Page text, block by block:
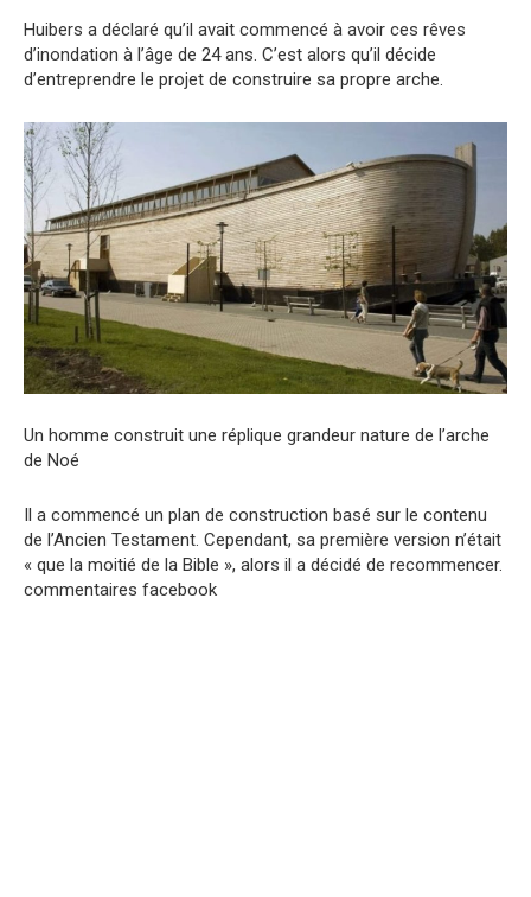
Huibers a déclaré qu’il avait commencé à avoir ces rêves
d’inondation à l’âge de 24 ans. C’est alors qu’il décide
d’entreprendre le projet de construire sa propre arche.
Un homme construit une réplique grandeur nature de l’arche
de Noé
Il a commencé un plan de construction basé sur le contenu
de l’Ancien Testament. Cependant, sa première version n’était
« que la moitié de la Bible », alors il a décidé de recommencer.
commentaires facebook